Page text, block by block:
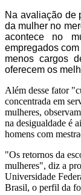
Na avaliação de
da mulher no
acontece no
empregados
menos cargos
oferecem os
Além desse fator
concentrada em
mulheres,
na desigualdade é
homens com
"Os retornos da
mulheres", diz a
Universidade
Brasil, o perfil da